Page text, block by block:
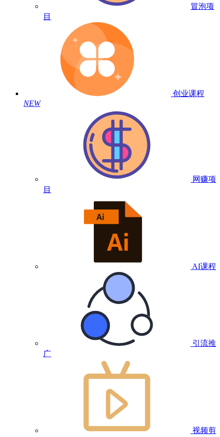
冒泡项
目
创业课程
NEW
网赚项
目
AI课程
引流推
广
视频剪